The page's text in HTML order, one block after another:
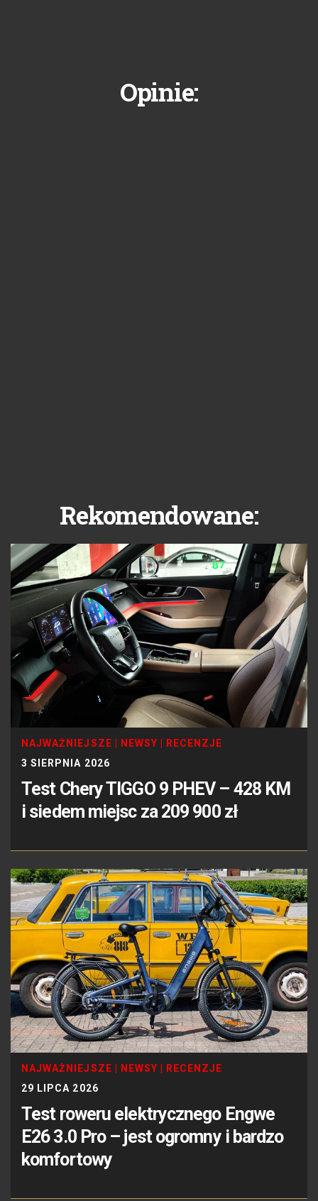
Opinie:
Rekomendowane:
NAJWAŻNIEJSZE NEWSY
RECENZJE
3 SIERPNIA 2026
Test Chery TIGGO 9 PHEV – 428 KM
i siedem miejsc za 209 900 zł
NAJWAŻNIEJSZE NEWSY
RECENZJE
29 LIPCA 2026
Test roweru elektrycznego Engwe
E26 3.0 Pro – jest ogromny i bardzo
komfortowy